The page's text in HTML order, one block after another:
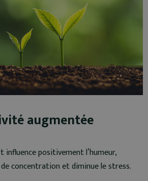
augmentée
influence positivement l’humeur,
concentration et diminue le stress.